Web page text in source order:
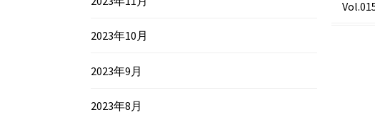
投
2023年10月
2023年9月
2023年8月